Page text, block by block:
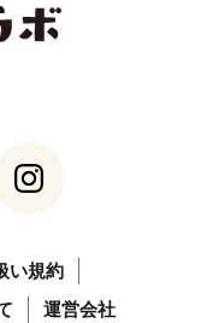
い規約
運営会社